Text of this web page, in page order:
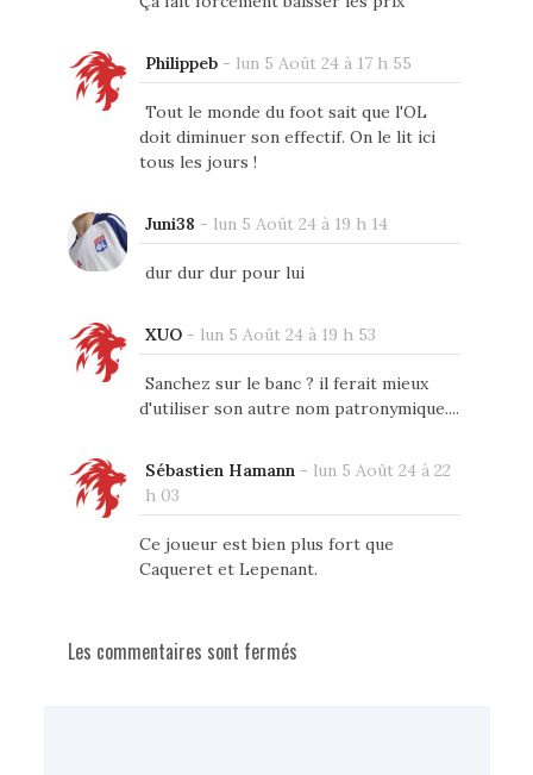
Philippeb- lun 5 Août 24 à 17 h 55
Tout le monde du foot sait que l'OL
doit diminuer son effectif. On le lit ici
tous les jours !
Juni38 - lun 5 Août 24 à 19 h 14
dur dur dur pour lui
XUO- lun 5 Août 24 à 19 h 53
Sanchez sur le banc ? il ferait mieux
d'utiliser son autre nom patronymique....
Sébastien Hamann - lun 5 Août 24 à 22
h 03
Ce joueur est bien plus fort que
Caqueret et Lepenant.
Les commentaires sont fermés